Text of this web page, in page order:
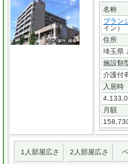
名称
ブラン
イン）
住所
埼玉県
施設類
介護付
入居時
月額
1人部屋広さ 2人部屋広さ